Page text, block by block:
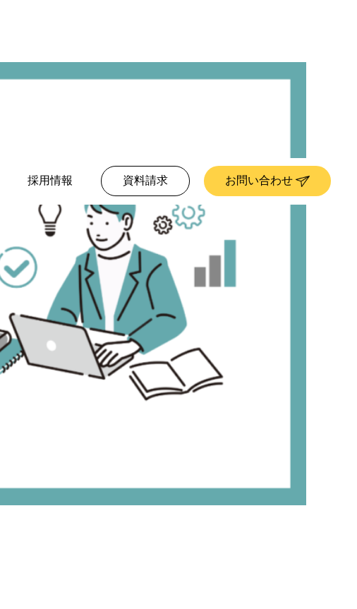
採用情報 資料請求 お問い合わせ